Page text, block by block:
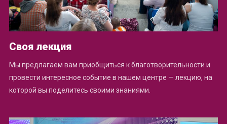
Своя лекция
Мы предлагаем вам приобщиться к благотворительности и
провести интересное событие в нашем центре — лекцию, на
которой вы поделитесь своими знаниями.